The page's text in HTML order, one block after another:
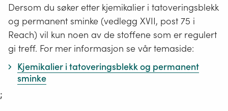
Dersom du søker etter kjemikalier i tatoveringsblekk
og permanent sminke (vedlegg XVII, post 75 i
Reach) vil kun noen av de stoffene som er regulert
gi treff. For mer informasjon se vår temaside:
Kjemikalier i tatoveringsblekk og permanent
sminke
;